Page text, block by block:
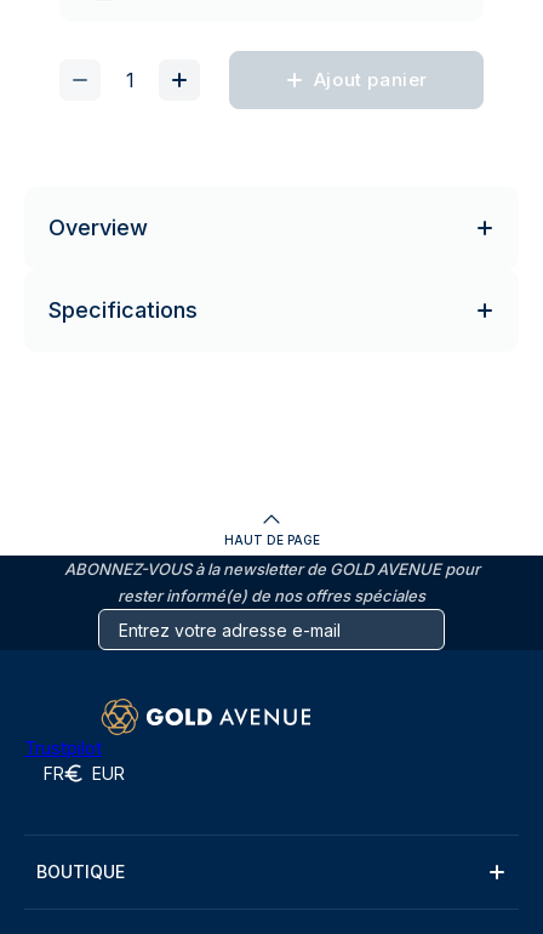
Ajout panier
Overview
Specifications
HAUT DE PAGE
ABONNEZ-VOUS à la newsletter de GOLD AVENUE pour
rester informé(e) de nos offres spéciales
Trustpilot
FR EUR
BOUTIQUE